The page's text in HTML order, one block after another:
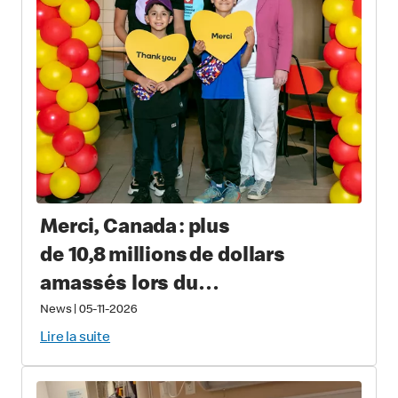
Merci, Canada : plus
de 10,8 millions de dollars
amassés lors du
Grand McDon pour soutenir les
familles qui ont un enfant
gravement malade ou blessé
News| 05-11-2026
Lire la suite